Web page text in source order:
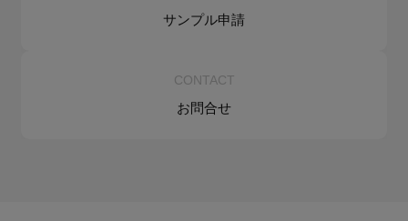
サンプル申請
CONTACT
お問合せ